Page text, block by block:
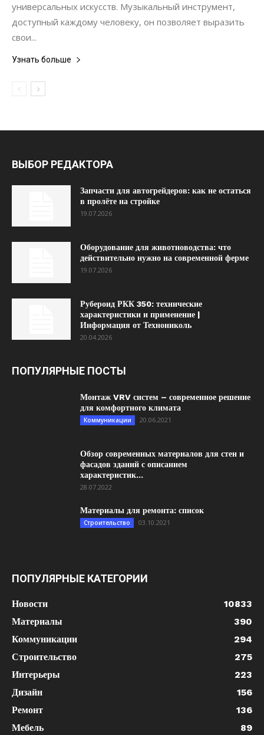
универсальных искусств. Музыкальный инструмент,
доступный каждому человеку, он позволяет выразить
свои...
Узнать больше
ВЫБОР РЕДАКТОРА
Запчасти для автогрейдеров: как не остаться
в пролёте на стройке
19.07.2026
Оборудование для животноводства: что
действительно нужно на современной ферме
19.07.2026
Рубероид РКК 350: технические
характеристики и применение |
Информация от Технониколь
20.04.2026
ПОПУЛЯРНЫЕ ПОСТЫ
Монтаж VRV систем – современное решение
для комфортного климата
Коммуникации 20.06.2021
Обзор современных материалов для стен и
фасадов зданий с описанием
характеристик...
28.07.2022
Материалы для ремонта: список
Строительство 03.10.2021
ПОПУЛЯРНЫЕ КАТЕГОРИИ
Новости
10833
Материалы
390
Коммуникации
294
Строительство
275
Интерьеры
223
Дизайн
156
Ремонт
136
Мебель
89